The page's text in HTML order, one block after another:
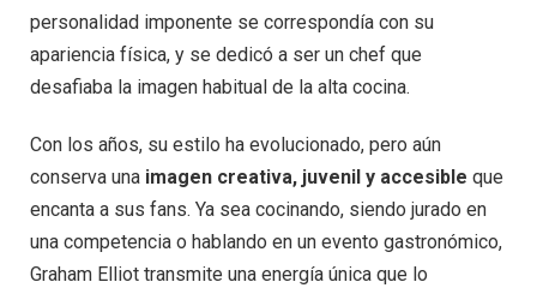
personalidad imponente se correspondía con su
apariencia física, y se dedicó a ser un chef que
desafiaba la imagen habitual de la alta cocina.
Con los años, su estilo ha evolucionado, pero aún
conserva una imagen creativa, juvenil y accesible que
encanta a sus fans. Ya sea cocinando, siendo jurado en
una competencia o hablando en un evento gastronómico,
Graham Elliot transmite una energía única que lo